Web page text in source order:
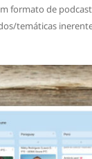
formato de podcast
temáticas